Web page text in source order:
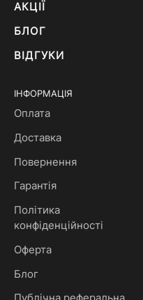
АКЦІЇ
БЛОГ
ВІДГУКИ
ІНФОРМАЦІЯ
Оплата
Доставка
Повернення
Гарантія
Політика
конфіденційності
Оферта
Блог